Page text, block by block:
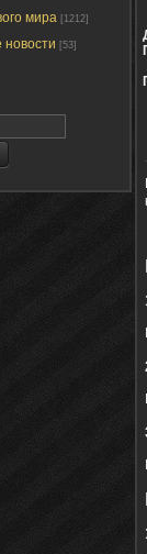
мира [1212]
новости [53]